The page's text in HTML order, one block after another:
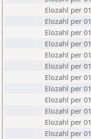
Elozahl per
Elozahl per
Elozahl per
Elozahl per
Elozahl per
Elozahl per
Elozahl per
Elozahl per
Elozahl per
Elozahl per
Elozahl per
Elozahl per